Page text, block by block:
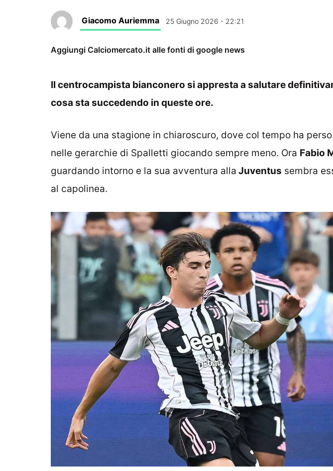
Giacomo Auriemma 25 Giugno 2026 - 22:21
Aggiungi Calciomercato.it alle fonti di google news
Il centrocampista bianconero si appresta a salutare
cosa sta succedendo in queste ore.
Viene da una stagione in chiaroscuro, dove col tempo ha
nelle gerarchie di Spalletti giocando sempre meno. Ora Fabio
guardando intorno e la sua avventura alla Juventus sembra
al capolinea.